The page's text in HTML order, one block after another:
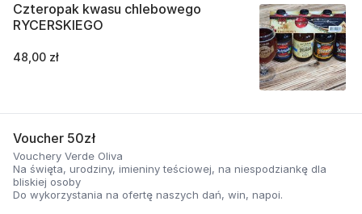
Czteropak kwasu chlebowego
RYCERSKIEGO
48,00 zł
Voucher 50zł
Vouchery Verde Oliva
Na święta, urodziny, imieniny teściowej, na niespodziankę dla
bliskiej osoby
Do wykorzystania na ofertę naszych dań, win, napoi.